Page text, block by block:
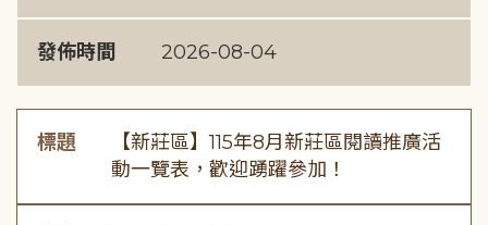
發佈時間 2026-08-04
標題
【新莊區】115年8月新莊區閱讀推廣活
動一覽表，歡迎踴躍參加！